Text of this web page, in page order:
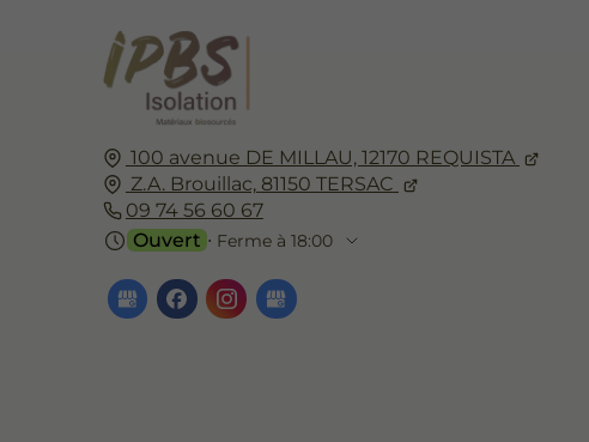
100 avenue DE MILLAU, 12170 REQUISTA
Z.A. Brouillac, 81150 TERSAC
09 74 56 60 67
Ouvert ⋅ Ferme à 18:00